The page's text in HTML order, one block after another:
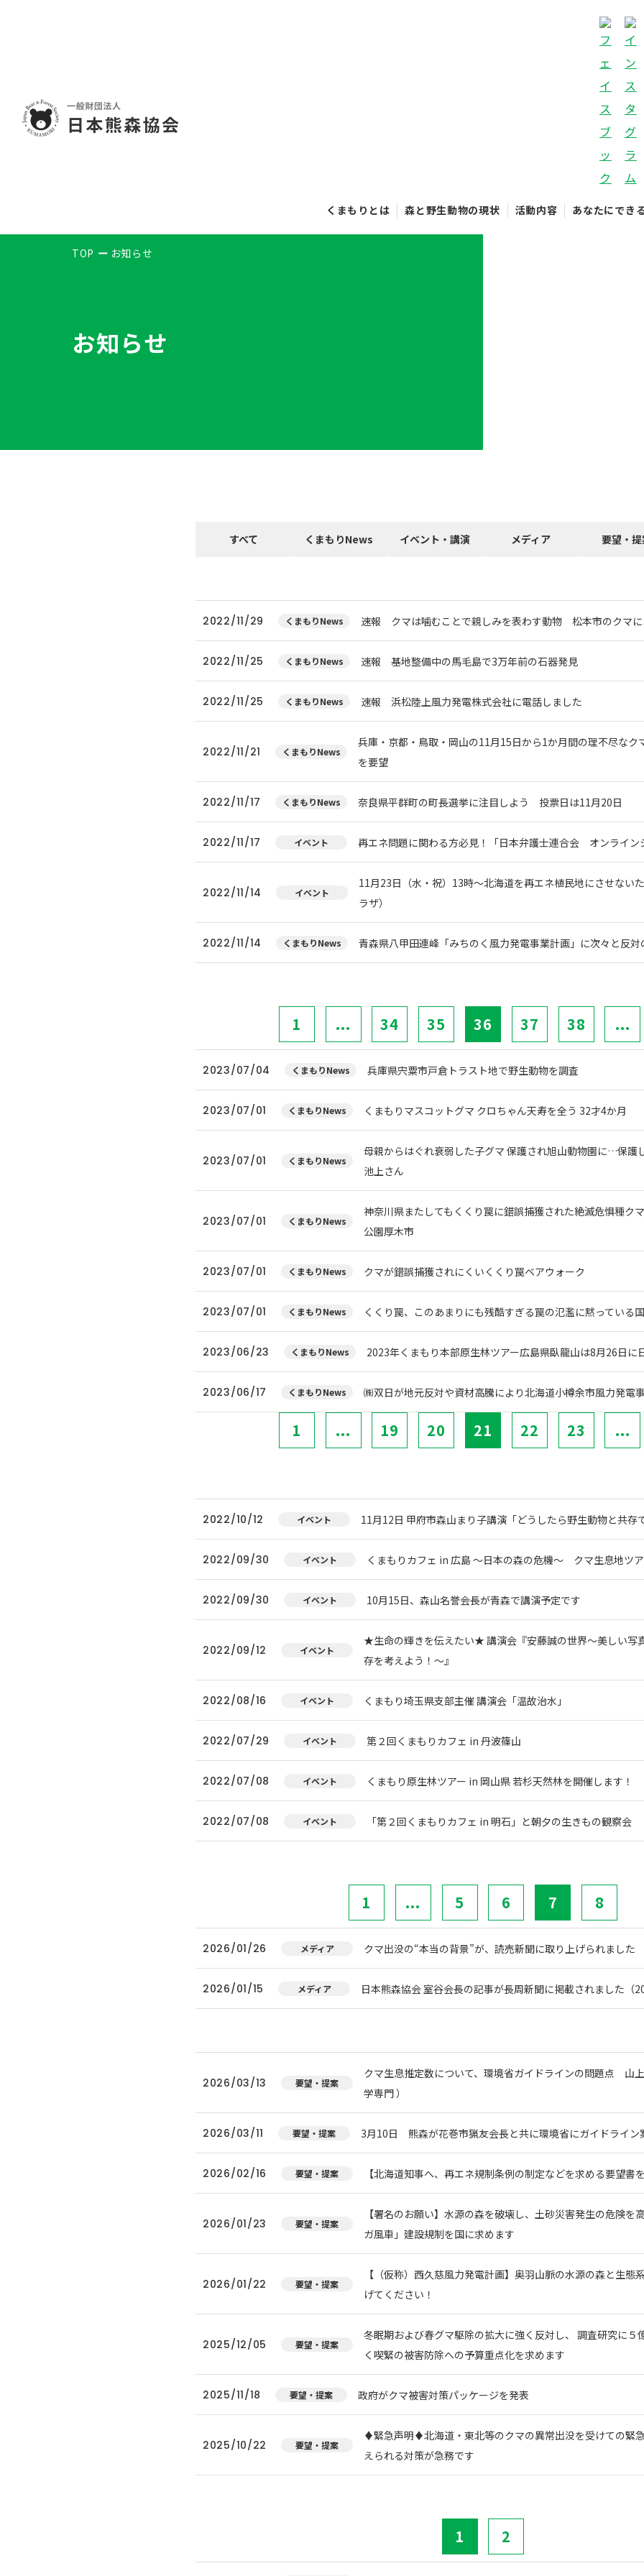
くまもりとは 森と野生動物の現状 活動内容 あなたにでき
TOP お知らせ
お知らせ
すべて くまもりNews イベント・講演 メディア 要望・
2022/11/29 くまもりNews 速報 クマは噛むことで親しみを表わす動物 松本市のクマに
2022/11/25 くまもりNews 速報 基地整備中の馬毛島で3万年前の石器発見
2022/11/25 くまもりNews 速報 浜松陸上風力発電株式会社に電話しました
2022/11/21 くまもりNews
兵庫・京都・鳥取・岡山の11月15日から1か月間の理不尽なク
を要望
2022/11/17 くまもりNews 奈良県平群町の町長選挙に注目しよう 投票日は11月20日
2022/11/17 イベント 再エネ問題に関わる方必見！「日本弁護士連合会 オンライン
2022/11/14 イベント
11月23日（水・祝）13時～北海道を再エネ植民地にさせない
ラザ）
2022/11/14 くまもりNews 青森県八甲田連峰「みちのく風力発電事業計画」に次々と反対
1 ... 34 35 36 37 38 ...
2023/07/04 くまもりNews 兵庫県宍粟市戸倉トラスト地で野生動物を調査
2023/07/01 くまもりNews くまもりマスコットグマ クロちゃん天寿を全う 32才4か月
2023/07/01 くまもりNews
母親からはぐれ衰弱した子グマ 保護され旭山動物園に…保護
池上さん
2023/07/01 くまもりNews
神奈川県またしてもくくり罠に錯誤捕獲された絶滅危惧種
公園厚木市
2023/07/01 くまもりNews クマが錯誤捕獲されにくいくくり罠ベアウォーク
2023/07/01 くまもりNews くくり罠、このあまりにも残酷すぎる罠の氾濫に黙っている
2023/06/23 くまもりNews 2023年くまもり本部原生林ツアー広島県臥龍山は8月26日に
2023/06/17 くまもりNews ㈱双日が地元反対や資材高騰により北海道小樽余市風力発電
1 ... 19 20 21 22 23 ...
2022/10/12 イベント 11月12日 甲府市森山まり子講演「どうしたら野生動物と共存
2022/09/30 イベント くまもりカフェ in 広島 ～日本の森の危機～ クマ生息地ツア
2022/09/30 イベント 10月15日、森山名誉会長が青森で講演予定です
2022/09/12 イベント
★生命の輝きを伝えたい★ 講演会『安藤誠の世界～美しい写
存を考えよう！～』
2022/08/16 イベント くまもり埼玉県支部主催 講演会「温故治水」
2022/07/29 イベント 第２回くまもりカフェ in 丹波篠山
2022/07/08 イベント くまもり原生林ツアー in 岡山県 若杉天然林を開催します！
2022/07/08 イベント 「第２回くまもりカフェ in 明石」と朝夕の生きもの観察会
1 ... 5 6 7 8
2026/01/26 メディア クマ出没の“本当の背景”が、読売新聞に取り上げられました
2026/01/15 メディア 日本熊森協会 室谷会長の記事が長周新聞に掲載されました（
2026/03/13 要望・提案
クマ生息推定数について、環境省ガイドラインの問題点 山
学専門 ）
2026/03/11 要望・提案 3月10日 熊森が花巻市猟友会長と共に環境省にガイドライン
2026/02/16 要望・提案 【北海道知事へ、再エネ規制条例の制定などを求める要望書
2026/01/23 要望・提案
【署名のお願い】水源の森を破壊し、土砂災害発生の危険を
ガ風車」建設規制を国に求めます
2026/01/22 要望・提案
【（仮称）西久慈風力発電計画】奥羽山脈の水源の森と生態
げてください！
2025/12/05 要望・提案
冬眠期および春グマ駆除の拡大に強く反対し、 調査研究に５
く喫緊の被害防除への予算重点化を求めます
2025/11/18 要望・提案 政府がクマ被害対策パッケージを発表
2025/10/22 要望・提案
♦️緊急声明♦️北海道・東北等のクマの異常出没を受けての緊
えられる対策が急務です
1 2